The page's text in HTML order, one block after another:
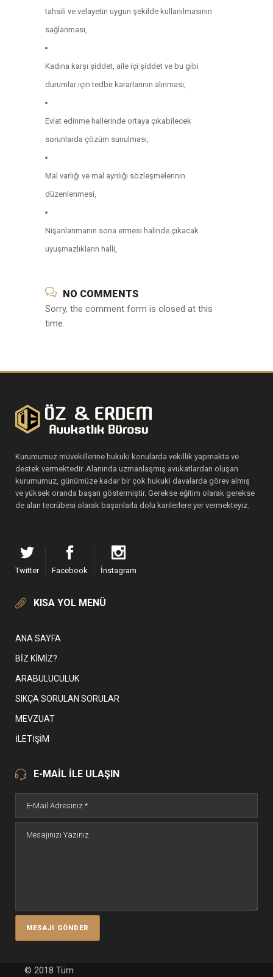
tahsili ve velayetin uygun şekilde kullanılmasının
sağlanması,
Kadına karşı şiddet, aile içi şiddet ve bu gibi
durumlar için tedbir kararlarının alınması,
Evlat edinme hallerinde ortaya çıkabilecek
sorunlarda çözüm sunulması,
Mal varlığı ve mal ayrılığı sözleşmelerinin
düzenlenmesi,
Nişanlanmanın sona ermesi halinde çıkacak
uyuşmazlıkların halli,
NO COMMENTS
Sorry, the comment form is closed at this
time.
Kurumumuz müvekillerine hukuki konularda vekillik yapmakta ve
destek vermektedir. Alanında uzmanlaşmış avukatlardan oluşan
kurumumuz, günümüze kadar bir çok hukuki davalarda görev almış
ve yüksek oranda başarı göstermiştir. Gerekse eğitim olarak gerekse
de alan tecrübesi olarak başarılarla dolu karilerlere yer vermekteyiz.
Twitter Facebook İnstagram
KISA YOL MENÜ
ANA SAYFA
BIZ KIMIZ?
ARABULUCULUK
SIKÇA SORULAN SORULAR
MEVZUAT
İLETIŞIM
E-MAİL İLE ULAŞIN
© 2018 Tüm